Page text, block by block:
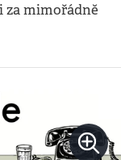
za mimořádně